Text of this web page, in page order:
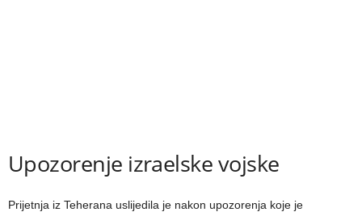
Upozorenje izraelske vojske
Prijetnja iz Teherana uslijedila je nakon upozorenja koje je